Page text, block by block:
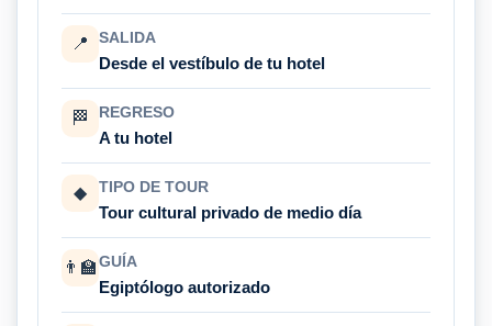
📍 SALIDA
Desde el vestíbulo de tu hotel
🏁 REGRESO
A tu hotel
◆ TIPO DE TOUR
Tour cultural privado de medio día
👨‍🏫GUÍA
Egiptólogo autorizado